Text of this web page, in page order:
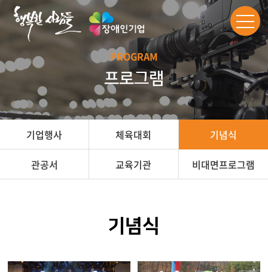
PROGRAM
프로그램
기업행사 체육대회 기념식
관공서 교육기관 비대면프로그램
기념식